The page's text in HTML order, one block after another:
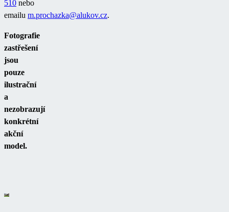
510 nebo
emailu m.prochazka@alukov.cz.
Fotografie
zastřešení
jsou
pouze
ilustrační
a
nezobrazují
konkrétní
akční
model.